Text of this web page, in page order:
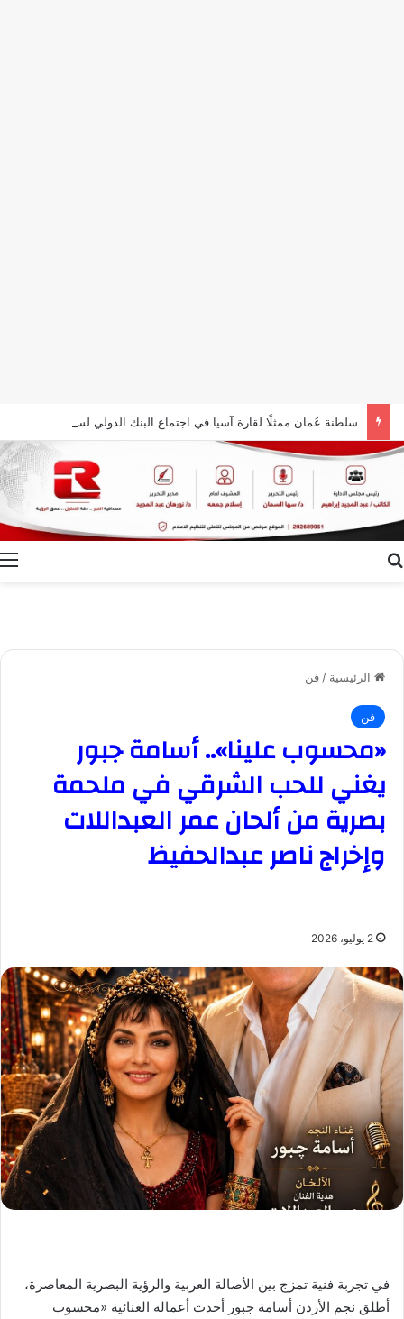
الرئيسية / فن
فن
«محسوب علينا».. أسامة جبور
يغني للحب الشرقي في ملحمة
بصرية من ألحان عمر العبداللات
وإخراج ناصر عبدالحفيظ
2 يوليو، 2026
في تجربة فنية تمزج بين الأصالة العربية والرؤية البصرية المعاصرة،
أطلق نجم الأردن أسامة جبور أحدث أعماله الغنائية «محسوب